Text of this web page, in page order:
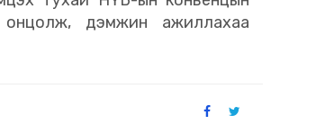
дэмжин ажиллахаа